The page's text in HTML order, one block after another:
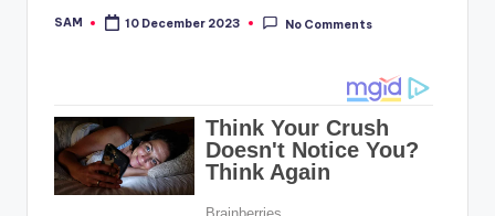
Posted
SAM 10 December 2023 No Comments